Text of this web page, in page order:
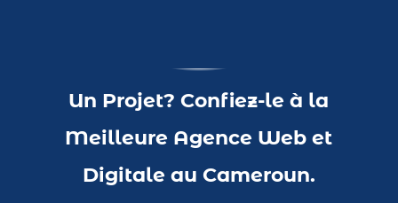
Un Projet? Confiez-le à la
Meilleure Agence Web et
Digitale au Cameroun.